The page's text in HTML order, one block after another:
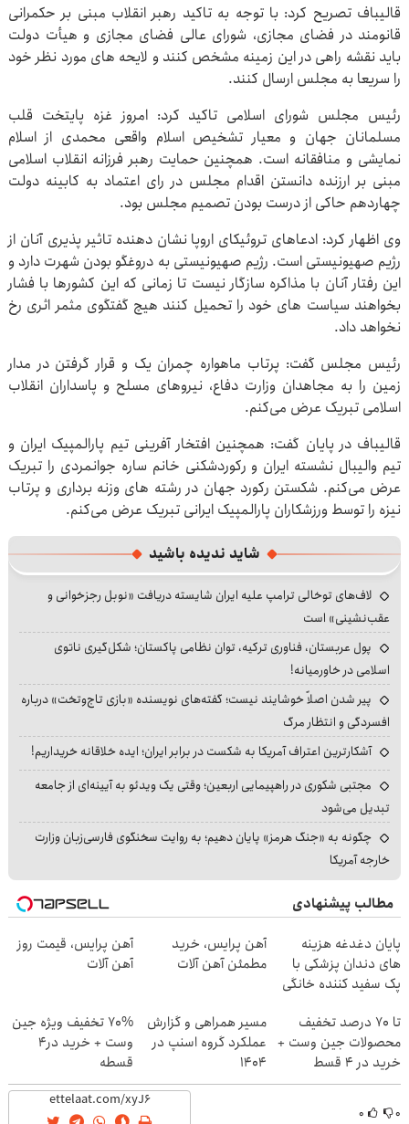
قالیباف تصریح کرد: با توجه به تاکید رهبر انقلاب مبنی بر حکمرانی
قانومند در فضای مجازی، شورای عالی فضای مجازی و هیأت دولت
باید نقشه راهی در این زمینه مشخص کنند و لایحه های مورد نظر خود
را سریعا به مجلس ارسال کنند.
رئیس مجلس شورای اسلامی تاکید کرد: امروز غزه پایتخت قلب
مسلمانان جهان و معیار تشخیص اسلام واقعی محمدی از اسلام
نمایشی و منافقانه است. همچنین حمایت رهبر فرزانه انقلاب اسلامی
مبنی بر ارزنده دانستن اقدام مجلس در رای اعتماد به کابینه دولت
چهاردهم حاکی از درست بودن تصمیم مجلس بود.
وی اظهار کرد: ادعاهای تروئیکای اروپا نشان دهنده تاثیر پذیری آنان از
رژیم صهیونیستی است. رژیم صهیونیستی به دروغگو بودن شهرت دارد و
این رفتار آنان با مذاکره سازگار نیست تا زمانی که این کشورها با فشار
بخواهند سیاست های خود را تحمیل کنند هیچ گفتگوی مثمر اثری رخ
نخواهد داد.
رئیس مجلس گفت: پرتاب ماهواره چمران یک و قرار گرفتن در مدار
زمین را به مجاهدان وزارت دفاع، نیروهای مسلح و پاسداران انقلاب
اسلامی تبریک عرض می‌کنم.
قالیباف در پایان گفت: همچنین افتخار آفرینی تیم پارالمپیک ایران و
تیم والیبال نشسته ایران و رکوردشکنی خانم ساره جوانمردی را تبریک
عرض می‌کنم. شکستن رکورد جهان در رشته های وزنه برداری و پرتاب
نیزه را توسط ورزشکاران پارالمپیک ایرانی تبریک عرض می‌کنم.
شاید ندیده باشید
لاف‌های توخالی ترامپ علیه ایران شایسته دریافت «نوبل رجزخوانی و
عقب‌نشینی» است
پول عربستان، فناوری ترکیه، توان نظامی پاکستان؛ شکل‌گیری ناتوی
اسلامی در خاورمیانه!
پیر شدن اصلاً خوشایند نیست؛ گفته‌های نویسنده «بازی تاج‌وتخت» درباره
افسردگی و انتظار مرگ
آشکارترین اعتراف آمریکا به شکست در برابر ایران؛ ایده خلاقانه خریداریم!
مجتبی شکوری در راهپیمایی اربعین؛ وقتی یک ویدئو به آیینه‌ای از جامعه
تبدیل می‌شود
چگونه به «جنگ هرمز» پایان دهیم؛ به روایت سخنگوی فارسی‌زبان وزارت
خارجه آمریکا
مطالب پیشنهادی
پایان دغدغه هزینه
های دندان پزشکی با
پک سفید کننده خانگی
آهن پرایس، خرید
مطمئن آهن آلات
آهن پرایس، قیمت روز
آهن آلات
تا 70 درصد تخفیف
محصولات جین وست +
خرید در 4 قسط
مسیر همراهی و گزارش
عملکرد گروه اسنپ در
۱۴۰۴
70% تخفیف ویژه جین
وست + خرید در4
قسطه
۰ ۰